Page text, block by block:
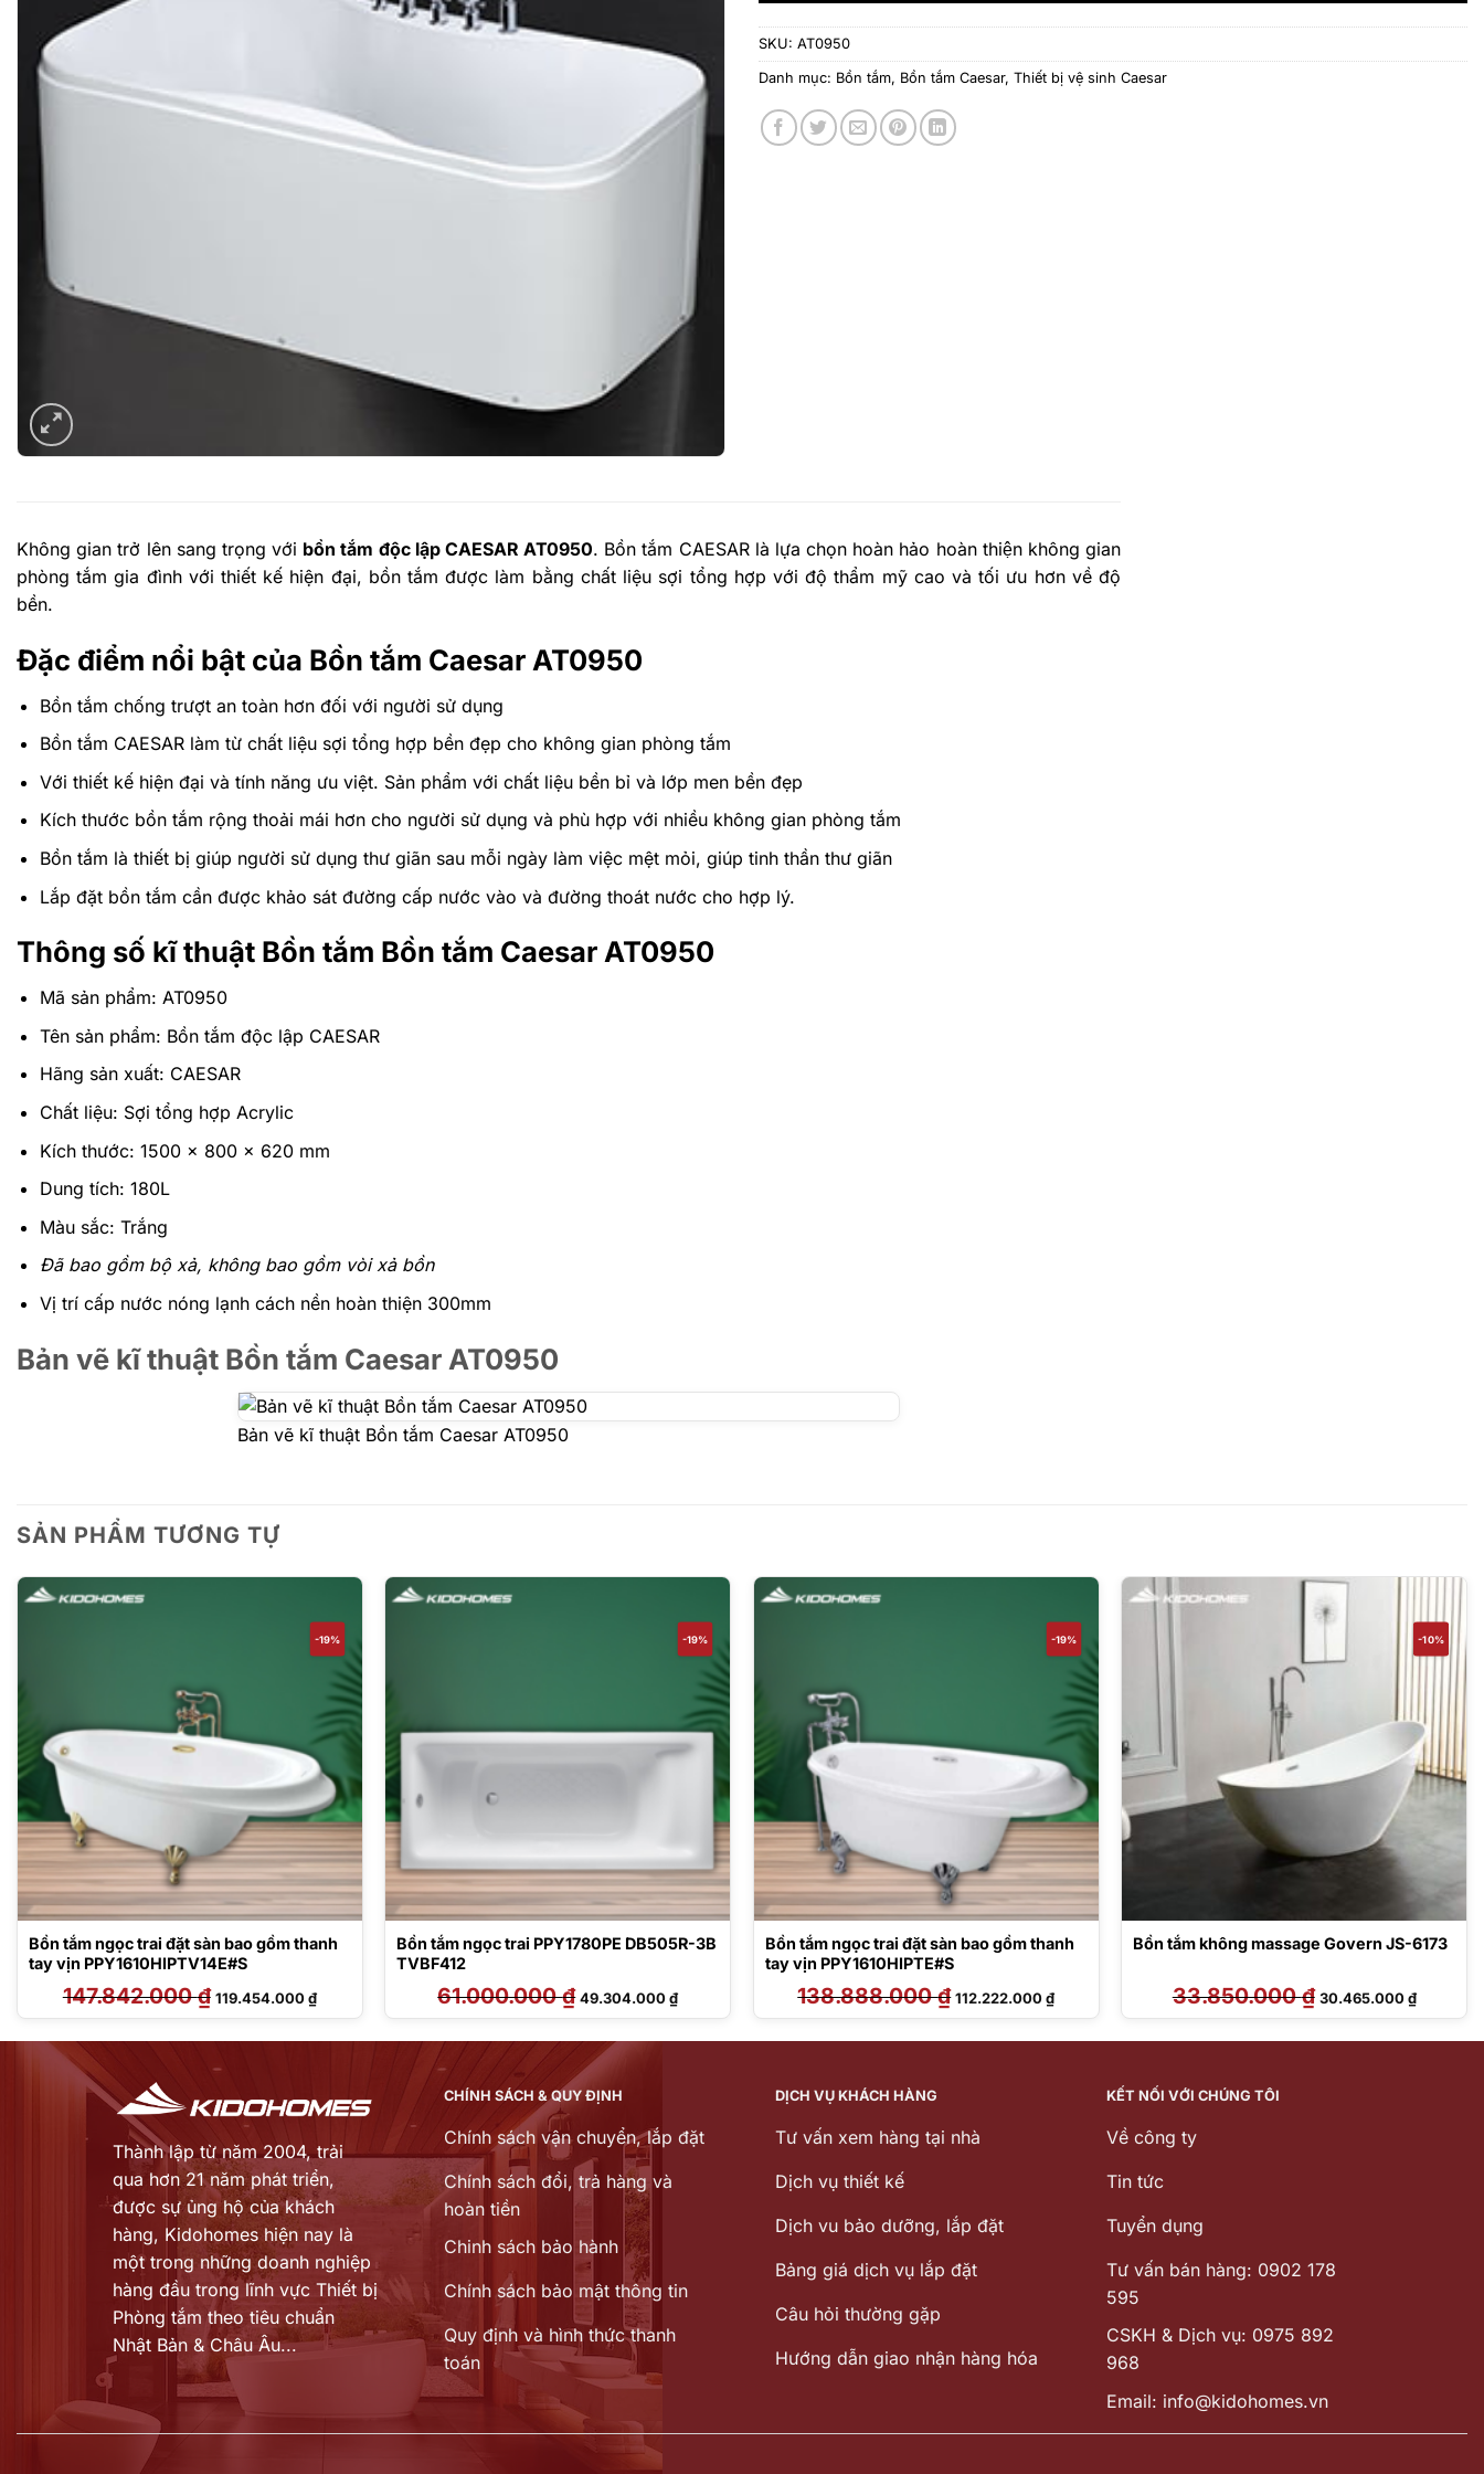
SKU: AT0950
Danh mục: Bồn tắm, Bồn tắm Caesar, Thiết bị vệ sinh Caesar
Không gian trở lên sang trọng với bồn tắm độc lập CAESAR AT0950. Bồn tắm CAESAR là lựa chọn hoàn hảo hoàn thiện không gian
phòng tắm gia đình với thiết kế hiện đại, bồn tắm được làm bằng chất liệu sợi tổng hợp với độ thẩm mỹ cao và tối ưu hơn về độ
bền.
Đặc điểm nổi bật của Bồn tắm Caesar AT0950
Bồn tắm chống trượt an toàn hơn đối với người sử dụng
Bồn tắm CAESAR làm từ chất liệu sợi tổng hợp bền đẹp cho không gian phòng tắm
Với thiết kế hiện đại và tính năng ưu việt. Sản phẩm với chất liệu bền bỉ và lớp men bền đẹp
Kích thước bồn tắm rộng thoải mái hơn cho người sử dụng và phù hợp với nhiều không gian phòng tắm
Bồn tắm là thiết bị giúp người sử dụng thư giãn sau mỗi ngày làm việc mệt mỏi, giúp tinh thần thư giãn
Lắp đặt bồn tắm cần được khảo sát đường cấp nước vào và đường thoát nước cho hợp lý.
Thông số kĩ thuật Bồn tắm Bồn tắm Caesar AT0950
Mã sản phẩm: AT0950
Tên sản phẩm: Bồn tắm độc lập CAESAR
Hãng sản xuất: CAESAR
Chất liệu: Sợi tổng hợp Acrylic
Kích thước: 1500 x 800 x 620 mm
Dung tích: 180L
Màu sắc: Trắng
Đã bao gồm bộ xả, không bao gồm vòi xả bồn
Vị trí cấp nước nóng lạnh cách nền hoàn thiện 300mm
Bản vẽ kĩ thuật Bồn tắm Caesar AT0950
Bản vẽ kĩ thuật Bồn tắm Caesar AT0950
SẢN PHẨM TƯƠNG TỰ
-19%
Bồn tắm ngọc trai đặt sàn bao gồm thanh
tay vịn PPY1610HIPTV14E#S
147.842.000₫ Giá
gốc
là:
119.454.000₫Giá
hiện
tại
119.454.000 ₫.
-19%
Bồn tắm ngọc trai PPY1780PE DB505R-3B
TVBF412
61.000.000₫ Giá
gốc
là:
49.304.000₫Giá
hiện
tại
49.304.000 ₫.
-19%
Bồn tắm ngọc trai đặt sàn bao gồm thanh
tay vịn PPY1610HIPTE#S
138.888.000₫ Giá
gốc
là:
112.222.000₫Giá
hiện
tại
112.222.000 ₫.
-10%
Bồn tắm không massage Govern JS-6173
33.850.000₫ Giá
gốc
là:
30.465.000₫Giá
hiện
tại
₫.
Thành lập từ năm 2004, trải
qua hơn 21 năm phát triển,
được sự ủng hộ của khách
hàng, Kidohomes hiện nay là
một trong những doanh nghiệp
hàng đầu trong lĩnh vực Thiết bị
Phòng tắm theo tiêu chuẩn
Nhật Bản & Châu Âu...
CHÍNH SÁCH & QUY ĐỊNH
Chính sách vận chuyển, lắp đặt
Chính sách đổi, trả hàng và
hoàn tiền
Chinh sách bảo hành
Chính sách bảo mật thông tin
Quy định và hình thức thanh
toán
DỊCH VỤ KHÁCH HÀNG
Tư vấn xem hàng tại nhà
Dịch vụ thiết kế
Dịch vu bảo dưỡng, lắp đặt
Bảng giá dịch vụ lắp đặt
Câu hỏi thường gặp
Hướng dẫn giao nhận hàng hóa
KẾT NỐI VỚI CHÚNG TÔI
Về công ty
Tin tức
Tuyển dụng
Tư vấn bán hàng: 0902 178
595
CSKH & Dịch vụ: 0975 892
968
Email: info@kidohomes.vn